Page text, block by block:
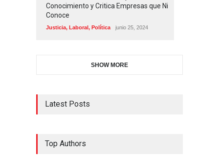
Conocimiento y Critica Empresas que Ni
Conoce
Justicia, Laboral, Política junio 25, 2024
SHOW MORE
Latest Posts
Top Authors